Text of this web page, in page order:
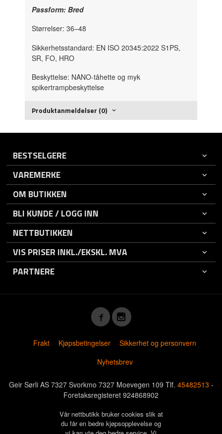
Passform: Bred
Størrelser: 36–48
Sikkerhetsstandard: EN ISO 20345:2022 S1PS,
SR, FO, HRO
Beskyttelse: NANO-tåhette og myk
spikertrampbeskyttelse
Produktanmeldelser (0)
BESTSELGERE
VAREMERKE
OM BUTIKKEN
BLI KUNDE / LOGG INN
NETTBUTIKKEN
VIS PRISER INKL./EKSKL. MVA
PARTNERE
Frakt Kjøpsbetingelser
Sikkerhet og personvern
Nyhetsbrev
Geir Sørli AS 7327 Svorkmo 7327 Moevegen 109 Tlf. 45482513 -
Foretaksregisteret 924868902
Vår nettbutikk bruker cookies slik at
du får en bedre kjøpsopplevelse og